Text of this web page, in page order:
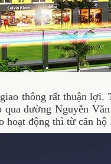
thông rất thuận lợi.
đường Nguyễn
động thì từ căn